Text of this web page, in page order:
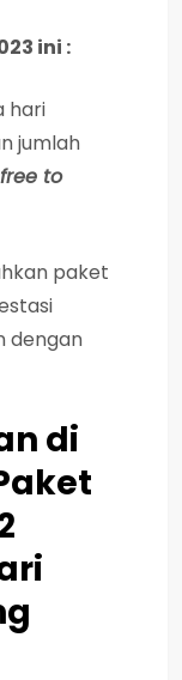
ini :
hari
jumlah
to
paket
dengan
di